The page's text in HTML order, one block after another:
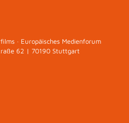
· Europäisches Medienforum
62 | 70190 Stuttgart